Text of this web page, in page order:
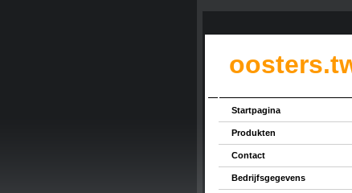
Startpagina
Produkten
Contact
Bedrijfsgegevens